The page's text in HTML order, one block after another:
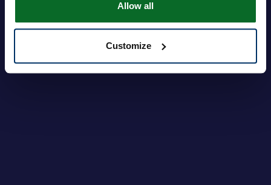
Allow all
Customize